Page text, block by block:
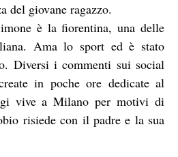
del giovane ragazzo.
è la fiorentina, una delle
Ama lo sport ed è stato
Diversi i commenti sui social
in poche ore dedicate al
vive a Milano per motivi di
risiede con il padre e la sua